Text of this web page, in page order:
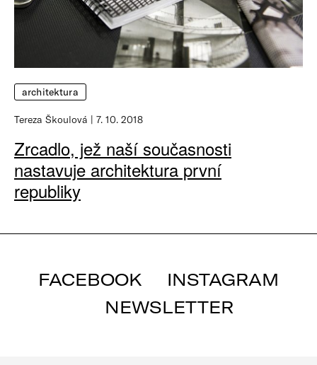
architektura
Tereza Škoulová 7. 10. 2018
Zrcadlo, jež naší současnosti
nastavuje architektura první
republiky
FACEBOOK
INSTAGRAM
NEWSLETTER